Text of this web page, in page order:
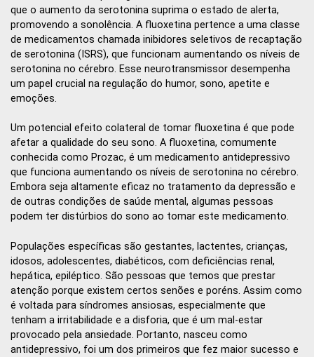
que o aumento da serotonina suprima o estado de alerta,
promovendo a sonolência. A fluoxetina pertence a uma classe
de medicamentos chamada inibidores seletivos de recaptação
de serotonina (ISRS), que funcionam aumentando os níveis de
serotonina no cérebro. Esse neurotransmissor desempenha
um papel crucial na regulação do humor, sono, apetite e
emoções.
Um potencial efeito colateral de tomar fluoxetina é que pode
afetar a qualidade do seu sono. A fluoxetina, comumente
conhecida como Prozac, é um medicamento antidepressivo
que funciona aumentando os níveis de serotonina no cérebro.
Embora seja altamente eficaz no tratamento da depressão e
de outras condições de saúde mental, algumas pessoas
podem ter distúrbios do sono ao tomar este medicamento.
Populações específicas são gestantes, lactentes, crianças,
idosos, adolescentes, diabéticos, com deficiências renal,
hepática, epiléptico. São pessoas que temos que prestar
atenção porque existem certos senões e poréns. Assim como
é voltada para síndromes ansiosas, especialmente que
tenham a irritabilidade e a disforia, que é um mal-estar
provocado pela ansiedade. Portanto, nasceu como
antidepressivo, foi um dos primeiros que fez maior sucesso e